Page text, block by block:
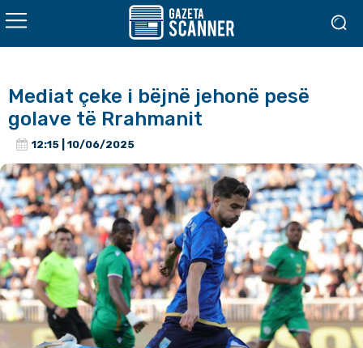
Mediat çeke i bëjnë jehonë pesë
golave të Rrahmanit
12:15 | 10/06/2025